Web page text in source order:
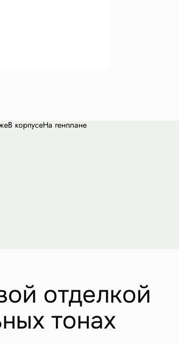
В корпусеНа генплане
отделкой
тонах